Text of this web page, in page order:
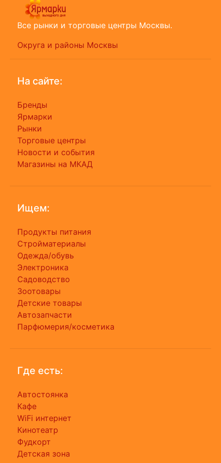
Все рынки и торговые центры Москвы.
Округа и районы Москвы
На сайте:
Бренды
Ярмарки
Рынки
Торговые центры
Новости и события
Магазины на МКАД
Ищем:
Продукты питания
Стройматериалы
Одежда/обувь
Электроника
Садоводство
Зоотовары
Детские товары
Автозапчасти
Парфюмерия/косметика
Где есть:
Автостоянка
Кафе
WiFi интернет
Кинотеатр
Фудкорт
Детская зона